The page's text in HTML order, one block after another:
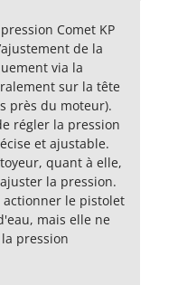
Comet KP
de la
via la
sur la tête
près du moteur).
régler la pression
et ajustable.
quant à elle,
la pression.
le pistolet
mais elle ne
pression